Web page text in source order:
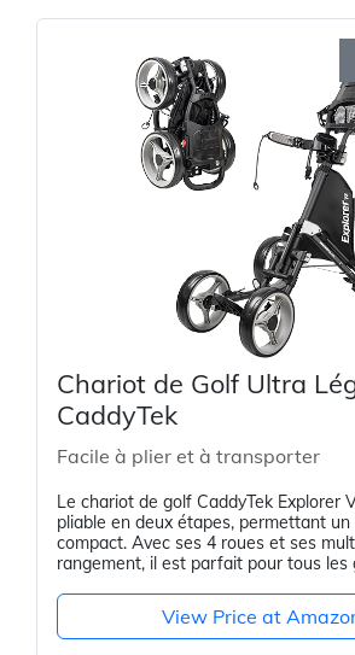
Chariot de Golf Ultra
CaddyTek
Facile à plier et à transporter
Le chariot de golf CaddyTek Explorer
pliable en deux étapes, permettant
compact. Avec ses 4 roues et ses
rangement, il est parfait pour tous les
View Price at